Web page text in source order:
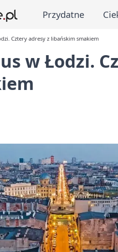
Przydatne
Cztery adresy z libańskim smakiem
w Łodzi.